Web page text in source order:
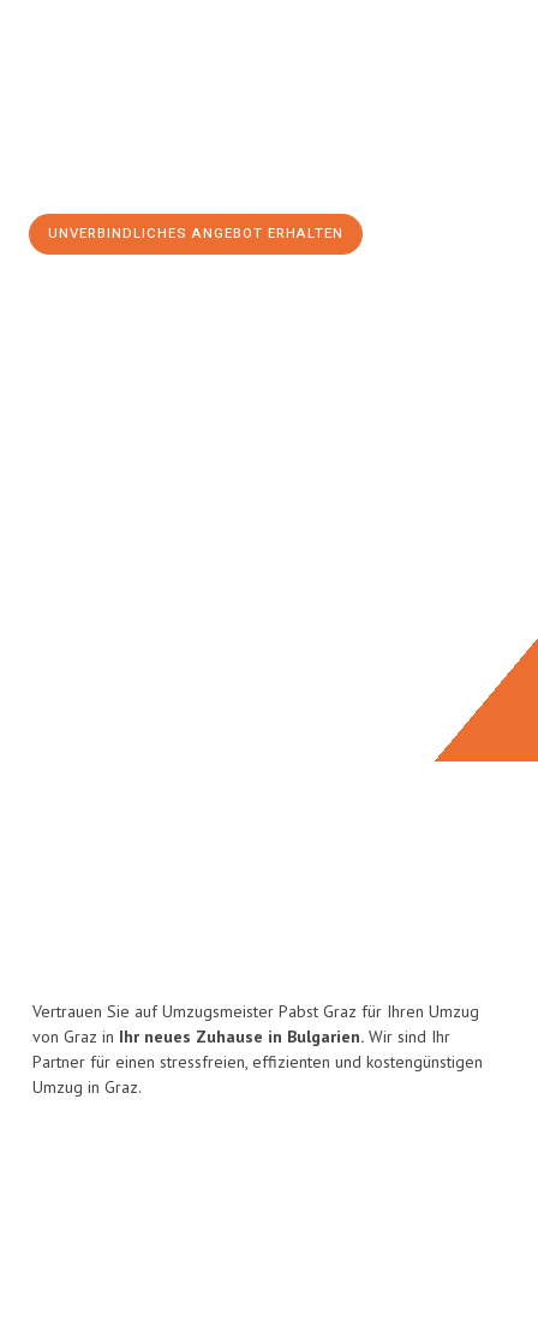
UNVERBINDLICHES ANGEBOT ERHALTEN
Vertrauen Sie auf Umzugsmeister Pabst Graz für Ihren Umzug
von Graz in Ihr neues Zuhause in Bulgarien. Wir sind Ihr
Partner für einen stressfreien, effizienten und kostengünstigen
Umzug in Graz.